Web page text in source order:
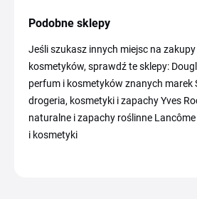
Podobne sklepy
Jeśli szukasz innych miejsc na
kosmetyków, sprawdź te sklepy:
perfum i kosmetyków znanych marek
drogeria, kosmetyki i zapachy Yves
naturalne i zapachy roślinne
i kosmetyki